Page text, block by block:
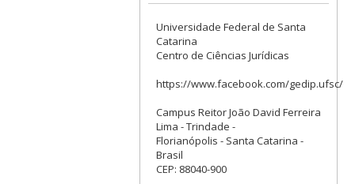
Universidade Federal de Santa
Catarina
Centro de Ciências Jurídicas
https://www.facebook.com/gedip.ufsc/
Campus Reitor João David Ferreira
Lima - Trindade -
Florianópolis - Santa Catarina -
Brasil
CEP: 88040-900